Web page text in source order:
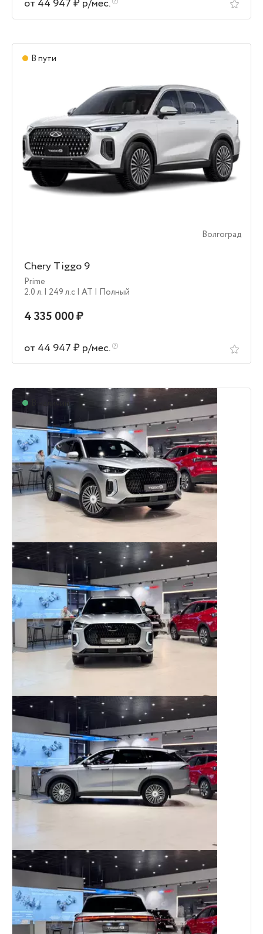
от 44 947 ₽ р/мес.
В пути
Волгоград
Chery Tiggo 9
Prime
2.0 л. | 249 л.c | AT | Полный
4 335 000 ₽
от 44 947 ₽ р/мес.
В наличии